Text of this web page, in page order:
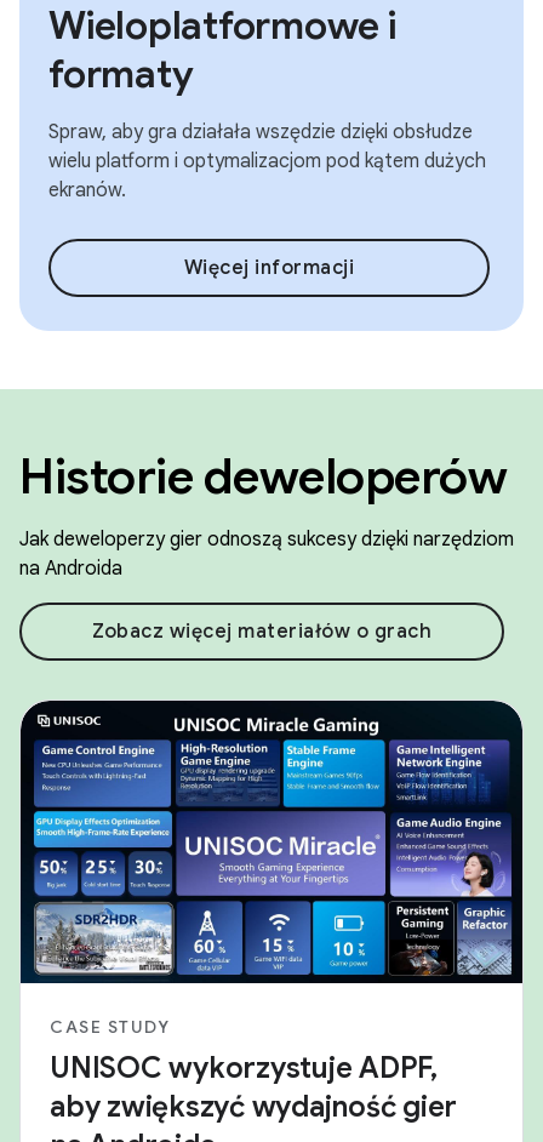
Wieloplatformowe i
formaty
Spraw, aby gra działała wszędzie dzięki obsłudze
wielu platform i optymalizacjom pod kątem dużych
ekranów.
Więcej informacji
Historie deweloperów
Jak deweloperzy gier odnoszą sukcesy dzięki narzędziom
na Androida
Zobacz więcej materiałów o grach
CASE STUDY
UNISOC wykorzystuje ADPF,
aby zwiększyć wydajność gier